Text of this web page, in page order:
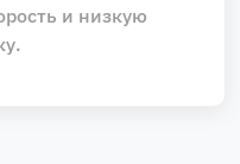
и низкую